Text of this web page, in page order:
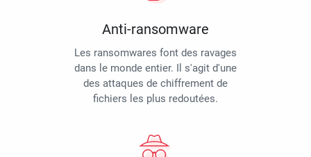
Anti-ransomware
Les ransomwares font des ravages
dans le monde entier. Il s'agit d'une
des attaques de chiffrement de
fichiers les plus redoutées.